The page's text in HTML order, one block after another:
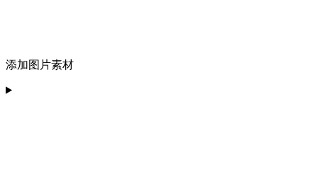
添加图片素材